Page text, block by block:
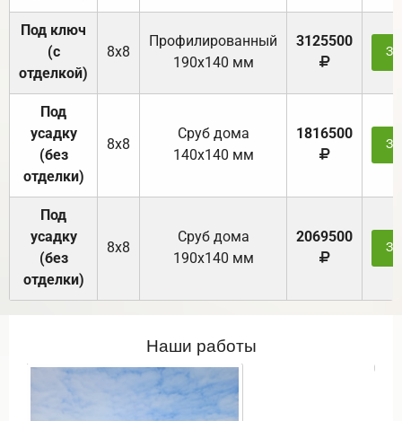
Под ключ
(с
отделкой)
8х8
Профилированный
190х140 мм
3125500
Под
усадку
(без
отделки)
8х8
Cруб дома
140х140 мм
1816500
Под
усадку
(без
отделки)
8х8
Cруб дома
190х140 мм
2069500
Наши работы